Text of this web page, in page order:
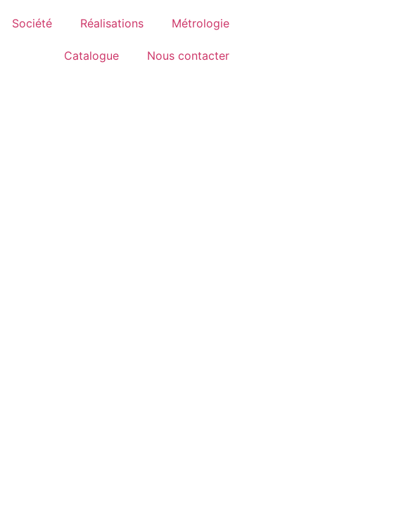
Société Réalisations Métrologie
Catalogue Nous contacter